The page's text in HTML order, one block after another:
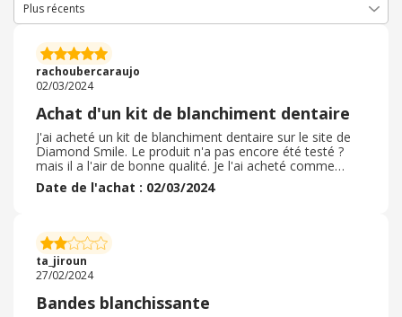
rachoubercaraujo
02/03/2024
Achat d'un kit de blanchiment dentaire
J'ai acheté un kit de blanchiment dentaire sur le site de
Diamond Smile. Le produit n'a pas encore été testé ?
mais il a l'air de bonne qualité. Je l'ai acheté comme
cadeau de Noël, et il a fait son effet. Le site est facile à
utiliser, même pour quelqu'un qui n'est pas habitué. je
pourcentage de la somme payée, puisqu'il y avait une
promotion sur le cash back à ce moment-là. Je suis très
satisfaite de mon achat. ?
Date de l'achat : 02/03/2024
ta_jiroun
27/02/2024
Bandes blanchissante